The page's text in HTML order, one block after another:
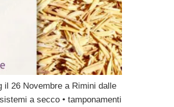
26 Novembre a Rimini dalle
a secco • tamponamenti